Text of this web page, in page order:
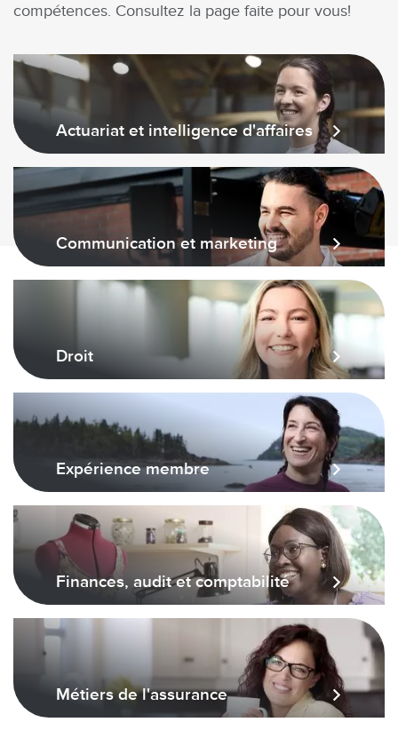
compétences. Consultez la page faite pour vous!
Actuariat et intelligence d'affaires
Communication et marketing
Droit
Expérience membre
Finances, audit et comptabilité
Métiers de l'assurance